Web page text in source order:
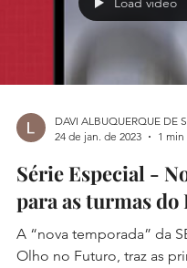
DAVI ALBUQUERQUE DE
24 de jan. de 2023
1
Série Especial -
para as turmas
A “nova temporada” da
Olho no Futuro, traz as